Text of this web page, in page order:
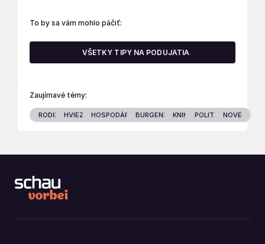
To by sa vám mohlo páčiť:
VŠETKY TIPY NA PODUJATIA
Zaujímavé témy:
RODINA HVIEZDYHOSPODÁRSTVOBURGENLANDKNIHY POLITIKANOVÉ